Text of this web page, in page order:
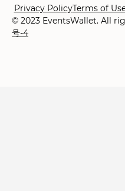
© 2023 EventsWallet. All
号-4
Privacy PolicyTerms of